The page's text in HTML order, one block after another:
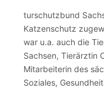
turschutzbund
Katzenschutz
war u.a. auch die
Sachsen, Tierärztin
Mitarbeiterin des
Soziales,